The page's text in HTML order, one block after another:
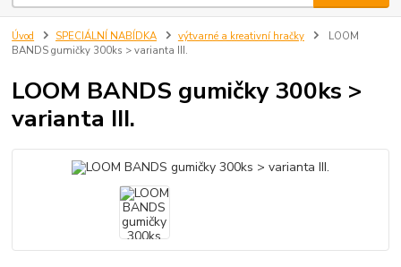
Úvod SPECIÁLNÍ NABÍDKA výtvarné a kreativní hračky
LOOM
BANDS gumičky 300ks > varianta III.
LOOM BANDS gumičky 300ks >
varianta III.